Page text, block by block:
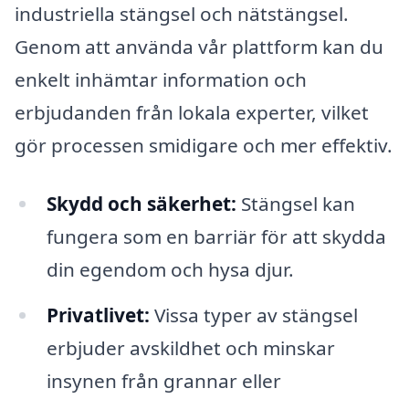
industriella stängsel och nätstängsel.
Genom att använda vår plattform kan du
enkelt inhämtar information och
erbjudanden från lokala experter, vilket
gör processen smidigare och mer effektiv.
Skydd och säkerhet: Stängsel kan
fungera som en barriär för att skydda
din egendom och hysa djur.
Privatlivet: Vissa typer av stängsel
erbjuder avskildhet och minskar
insynen från grannar eller